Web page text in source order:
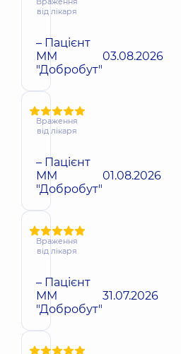
від лікаря
– Пацієнт
ММ
"Добробут"
03.08.2026
Враження
від лікаря
– Пацієнт
ММ
"Добробут"
01.08.2026
Враження
від лікаря
– Пацієнт
ММ
"Добробут"
31.07.2026